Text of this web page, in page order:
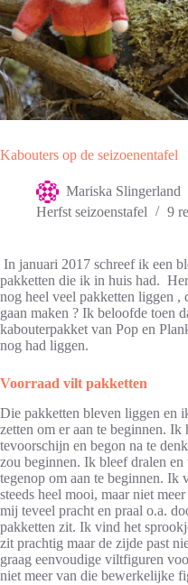
Kabouters op de seizoenentafel
Mariska Slingerland
Herfst seizoenstafel
9
In januari 2017 schreef ik een
pakketten die ik in huis had. H
nog heel veel pakketten liggen ,
gaan maken ? Ik beloofde toen
kabouterpakket van Pop en
nog had liggen.
Voorraad vilt pakketten
Die pakketten bleven liggen en
zetten om er aan te beginnen. Ik
tevoorschijn en begon na te
zou beginnen. Ik bleef dralen
tegenop om aan te beginnen. Ik
steeds heel mooi, maar niet
mij teveel pracht en praal o.a.
pakketten zit. Ik vind het
zit prachtig maar de zijde past
graag eenvoudige viltfiguren
niet meer van die bewerkelijke